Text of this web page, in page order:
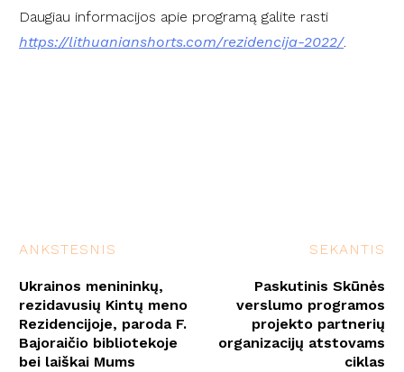
Daugiau informacijos apie programą galite rasti
https://lithuanianshorts.com/rezidencija-2022/.
ANKSTESNIS
Ukrainos menininkų,
rezidavusių Kintų meno
Rezidencijoje, paroda F.
Bajoraičio bibliotekoje
bei laiškai Mums
SEKANTIS
Paskutinis Skūnės
verslumo programos
projekto partnerių
organizacijų atstovams
ciklas